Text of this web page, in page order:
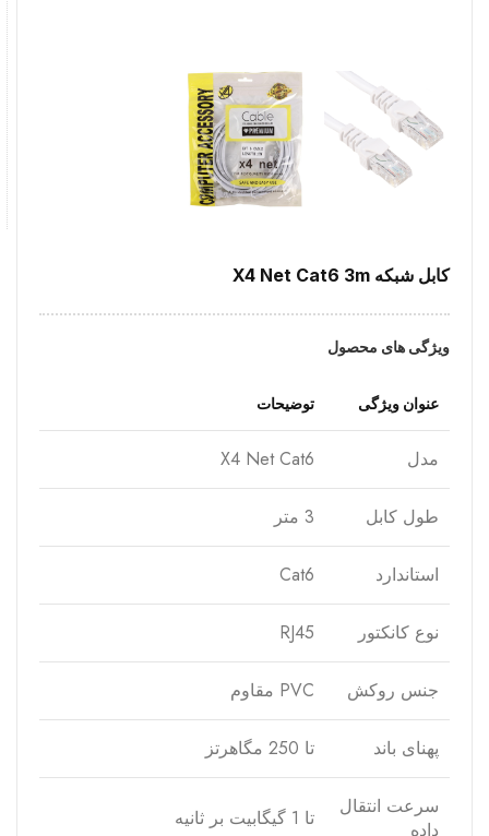
کابل شبکه X4 Net Cat6 3m
ویژگی های محصول
عنوان ویژگی توضیحات
مدل X4 Net Cat6
طول کابل 3 متر
استاندارد Cat6
نوع کانکتور RJ45
جنس روکش PVC مقاوم
پهنای باند تا 250 مگاهرتز
سرعت انتقال
داده
تا 1 گیگابیت بر ثانیه